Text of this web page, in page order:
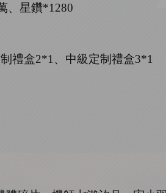
、星鑽*1280
禮盒2*1、中級定制禮盒3*1